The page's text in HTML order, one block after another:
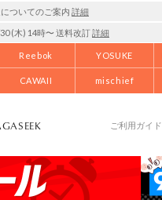
ついてのご案内 詳細
30 (木) 14時〜 送料改訂詳細
Reebok YOSUKE
CAWAII mischief
ご利用ガイド